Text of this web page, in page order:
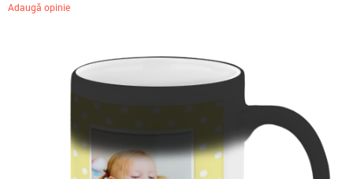
Adaugă opinie